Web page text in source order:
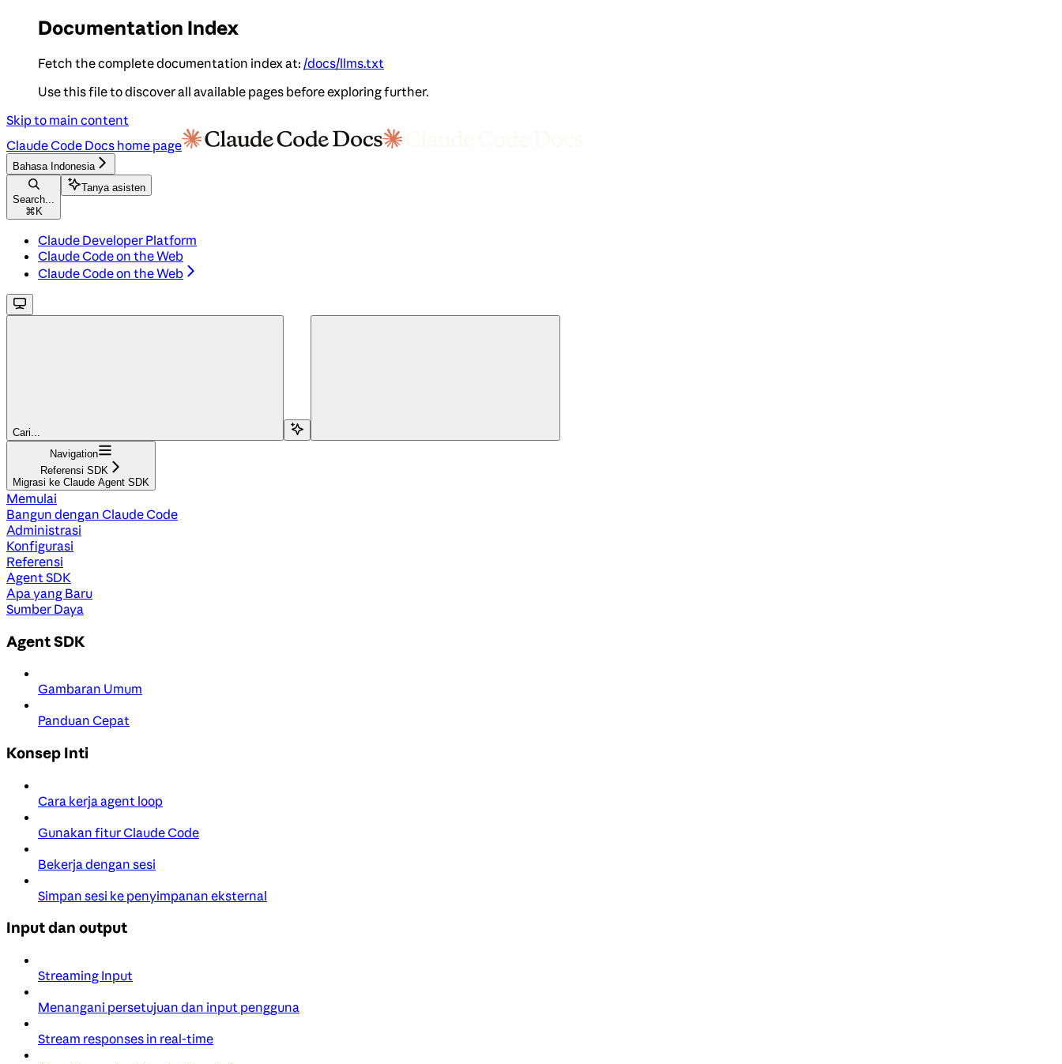
Documentation Index
Fetch the complete documentation index at: /docs/llms.txt
Use this file to discover all available pages before exploring further.
Skip to main content
Claude Code Docs home page
Bahasa Indonesia
Search...
⌘ K
Tanya asisten
Claude Developer Platform
Claude Code on the Web
Claude Code on the Web
Cari...
Navigation
Referensi SDK
Migrasi ke Claude Agent SDK
Memulai
Bangun dengan Claude Code
Administrasi
Konfigurasi
Referensi
Agent SDK
Apa yang Baru
Sumber Daya
Agent SDK
Gambaran Umum
Panduan Cepat
Konsep Inti
Cara kerja agent loop
Gunakan fitur Claude Code
Bekerja dengan sesi
Simpan sesi ke penyimpanan eksternal
Input dan output
Streaming Input
Menangani persetujuan dan input pengguna
Stream responses in real-time